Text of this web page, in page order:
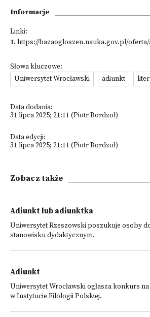
Informacje
Linki:
1. https://bazaogloszen.nauka.gov.pl/oferta/
Słowa kluczowe:
Uniwersytet Wrocławski
adiunkt
Data dodania:
31 lipca 2025; 21:11 (Piotr Bordzoł)
Data edycji:
31 lipca 2025; 21:11 (Piotr Bordzoł)
Zobacz także
Adiunkt lub adiunktka
Uniwersytet Rzeszowski poszukuje osoby
stanowisku dydaktycznym.
Adiunkt
Uniwersytet Wrocławski ogłasza konkurs
w Instytucie Filologii Polskiej.